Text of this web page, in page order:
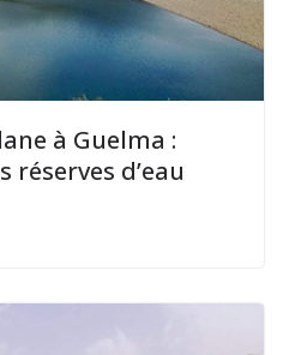
à Guelma :
réserves d’eau